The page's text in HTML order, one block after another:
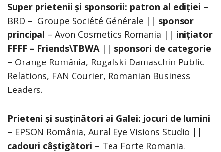
Super prietenii și sponsorii: patron al ediției –
BRD – Groupe Société Générale || sponsor
principal – Avon Cosmetics Romania || inițiator
FFFF – Friends\TBWA || sponsori de categorie
– Orange România, Rogalski Damaschin Public
Relations, FAN Courier, Romanian Business
Leaders.
Prieteni și susținători ai Galei: jocuri de lumini
– EPSON România, Aural Eye Visions Studio ||
cadouri câștigători – Tea Forte Romania,